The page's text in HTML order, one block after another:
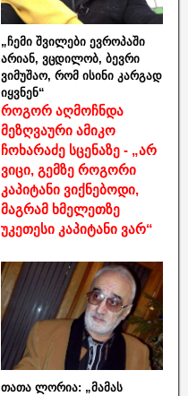
„ჩემი შვილები ევროპაში
არიან, ვცდილობ, ბევრი
ვიმუშაო, რომ ისინი კარგად
იყვნენ“
როგორ აღმოჩნდა
მეზღვაური ამიკო
ჩოხარაძე სცენაზე - „არ
ვიცი, გემზე როგორი
კაპიტანი ვიქნებოდი,
მაგრამ ხმელეთზე
უკეთესი კაპიტანი ვარ“
თათა ლორია: „მამას